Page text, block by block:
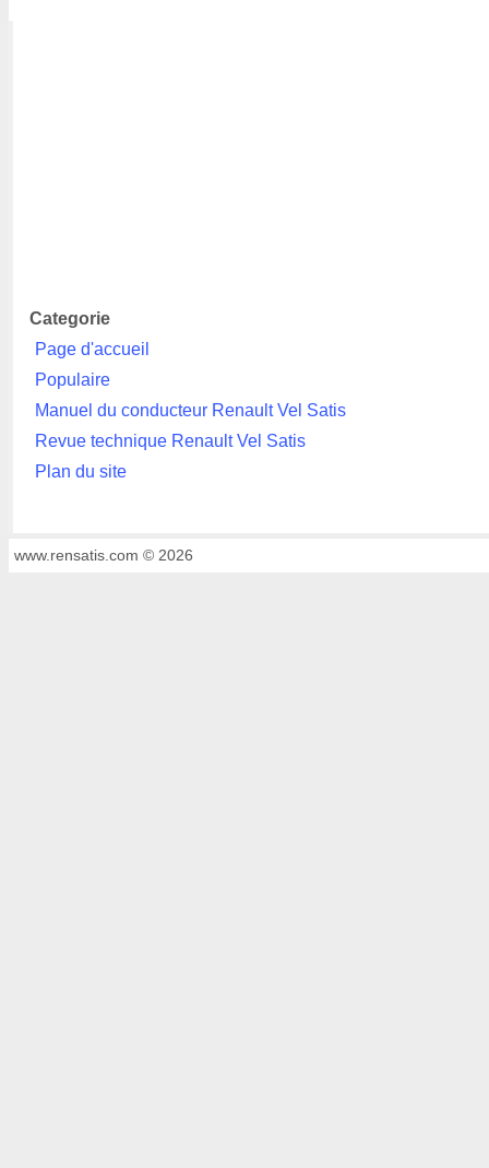
Categorie
Page d'accueil
Populaire
Manuel du conducteur Renault Vel Satis
Revue technique Renault Vel Satis
Plan du site
www.rensatis.com © 2026